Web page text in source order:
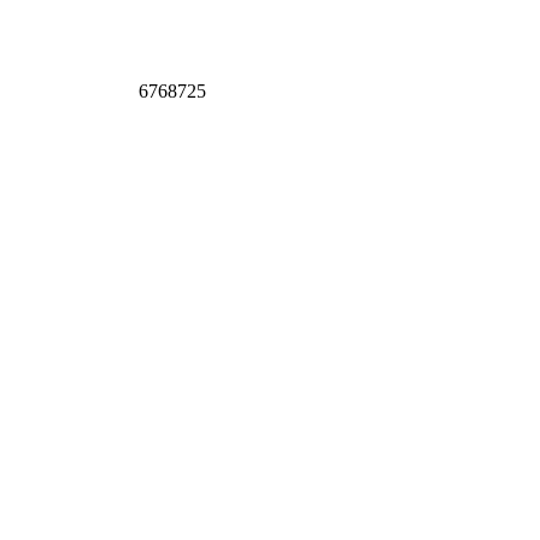
6768725